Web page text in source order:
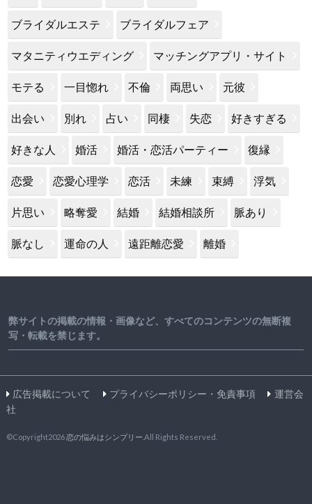
ブライダルエステ ブライダルフェア
マタニティウエディング マッチングアプリ・サイト
モテる 一目惚れ 不倫 両思い 元彼
出会い 別れ 占い 同棲 失恋 好きすぎる
好きな人 婚活 婚活・恋活パーティー 復縁
恋愛 恋愛心理学 恋活 未練 束縛 浮気
片思い 略奪愛 結婚 結婚相談所 脈あり
脈なし 運命の人 遠距離恋愛 離婚
弊サイトの掲載の情報・画像など、すべてのコンテンツの無断複
写・転載を禁じます。
広告掲載について プライバシーポリシー・免責事項
運営会
社
©Copyright2026恋の悩みはシンプリー .All Rights Reserved.